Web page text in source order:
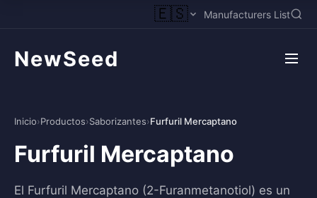
🇪🇸 Manufacturers List
NewSeed
Inicio›Productos›Saborizantes›Furfuril Mercaptano
Furfuril Mercaptano
El Furfuril Mercaptano (2-Furanmetanotiol) es un